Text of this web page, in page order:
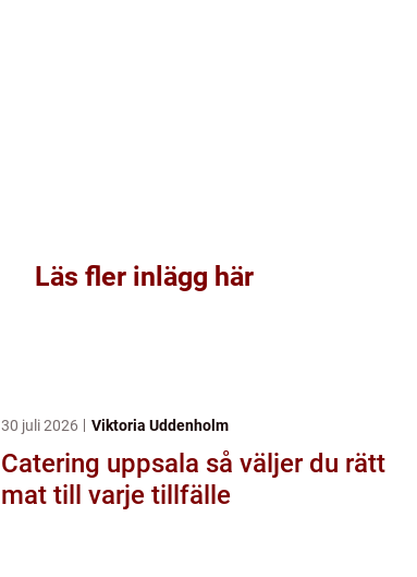
Läs fler inlägg här
30 juli 2026 Viktoria Uddenholm
Catering uppsala så väljer du rätt
mat till varje tillfälle